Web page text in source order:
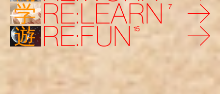
学 RE:LEARN 7
遊 RE:FUN 15